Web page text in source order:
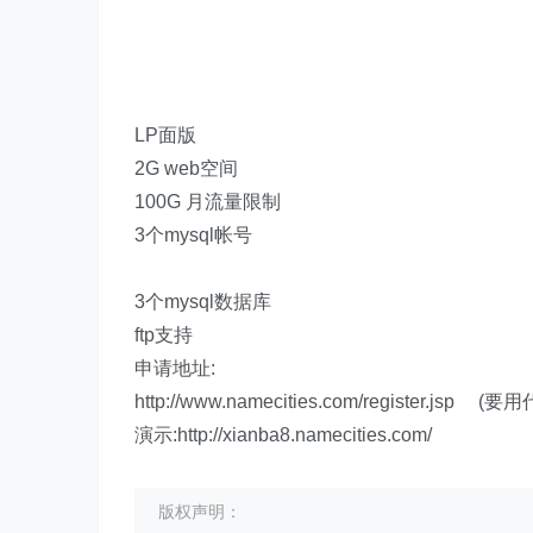
LP面版
2G web空间
100G 月流量限制
3个mysql帐号
3个mysql数据库
ftp支持
申请地址:
http://www.namecities.com/register.jsp (要用
演示:http://xianba8.namecities.com/
版权声明：